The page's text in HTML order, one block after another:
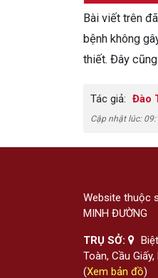
Bài viết trên
bệnh không
thiết. Đây
Tác giả: Đào
Cập nhật lúc:
Website thuộc
MINH ĐƯỜNG
TRỤ SỞ:
Toàn, Cầu
(Xem bản đồ)